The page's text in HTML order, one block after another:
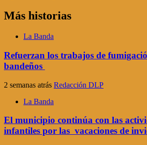
Más historias
La Banda
Refuerzan los trabajos de
bandeños
2 semanas atrás Redacción DLP
La Banda
El municipio continúa con las
infantiles por las vacaciones de